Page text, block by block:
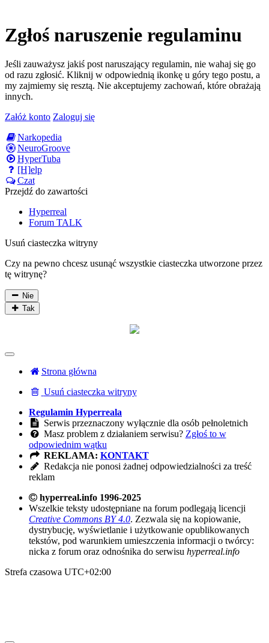
Zgłoś naruszenie regulaminu
Jeśli zauważysz jakiś post naruszający regulamin, nie wahaj się go
od razu zgłosić. Kliknij w odpowiednią ikonkę u góry tego postu, a
my zajmiemy się resztą. Nie akceptujemy zachowań, które obrażają
innych.
Załóż konto Zaloguj się
Narkopedia
NeuroGroove
HyperTuba
[H]elp
Czat
Przejdź do zawartości
Hyperreal
Forum TALK
Usuń ciasteczka witryny
Czy na pewno chcesz usunąć wszystkie ciasteczka utworzone przez
tę witrynę?
Nie
Tak
Strona główna
Usuń ciasteczka witryny
Regulamin Hyperreala
Serwis przeznaczony wyłącznie dla osób pełnoletnich
Masz problem z działaniem serwisu? Zgłoś to w
odpowiednim wątku
REKLAMA: KONTAKT
Redakcja nie ponosi żadnej odpowiedzialności za treść
reklam
hyperreal.info 1996-2025
Wszelkie teksty udostępniane na forum podlegają licencji
Creative Commons BY 4.0. Zezwala się na kopiowanie,
dystrybucję, wyświetlanie i użytkowanie opublikowanych
tekstów, pod warunkiem umieszczenia informacji o twórcy:
nicka z forum oraz odnośnika do serwisu hyperreal.info
Strefa czasowa UTC+02:00